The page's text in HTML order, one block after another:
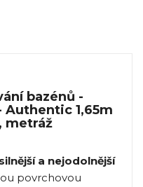
bazénů -
Authentic 1,65m
metráž
a nejodolnější
povrchovou